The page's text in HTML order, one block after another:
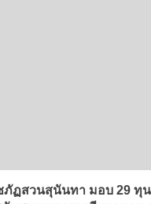
ภัฏสวนสุนันทา มอบ 29 ทุ